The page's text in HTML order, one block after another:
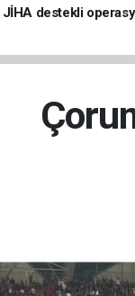
JİHA destekli